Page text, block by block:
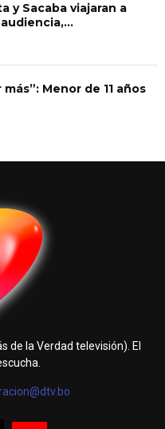
y Sacaba viajaran a
audiencia,...
Menor de 11 años
de la Verdad televisión). El